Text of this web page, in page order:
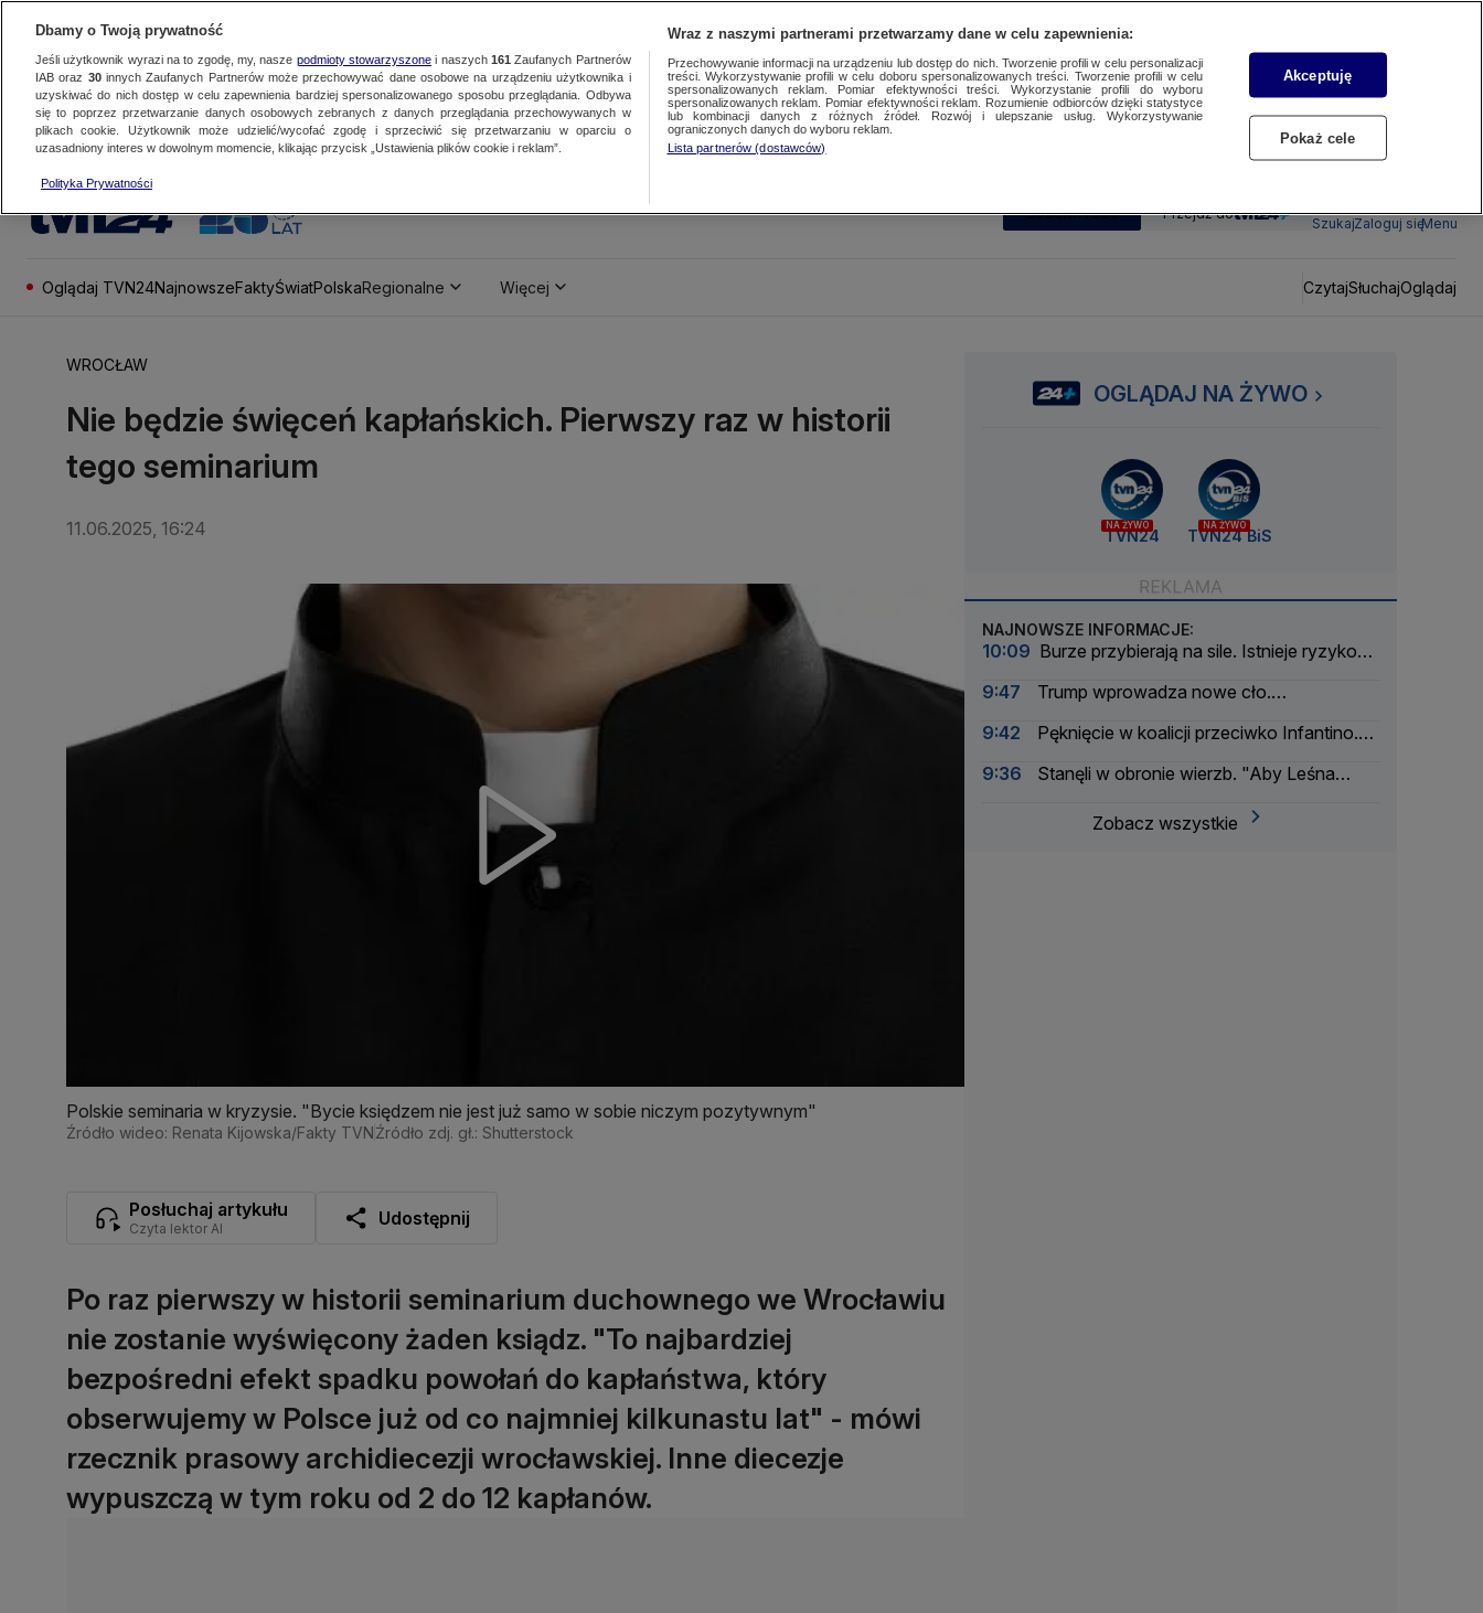
SUBSKRYBUJ Przejdź do
SzukajZaloguj sięMenu
Oglądaj TVN24NajnowszeFaktyŚwiatPolskaRegionalne Więcej CzytajSłuchajOglądaj
WROCŁAW
Nie będzie święceń kapłańskich. Pierwszy raz w historii
tego seminarium
11.06.2025, 16:24
Polskie seminaria w kryzysie. "Bycie księdzem nie jest już samo w sobie niczym pozytywnym"
Źródło wideo: Renata Kijowska/Fakty TVNŹródło zdj. gł.: Shutterstock
Posłuchaj artykułu
Czyta lektor AI Udostępnij
Po raz pierwszy w historii seminarium duchownego we Wrocławiu
nie zostanie wyświęcony żaden ksiądz. "To najbardziej
bezpośredni efekt spadku powołań do kapłaństwa, który
obserwujemy w Polsce już od co najmniej kilkunastu lat" - mówi
rzecznik prasowy archidiecezji wrocławskiej. Inne diecezje
wypuszczą w tym roku od 2 do 12 kapłanów.
OGLĄDAJ NA ŻYWO
NA ŻYWO
TVN24
NA ŻYWO
TVN24 BiS
NAJNOWSZE INFORMACJE:
10:09 Burze przybierają na sile. Istnieje ryzyko
9:47
Trump wprowadza nowe cło.
9:42
Pęknięcie w koalicji przeciwko Infantino.
9:36
Stanęli w obronie wierzb. "Aby Leśna
Zobacz wszystkie
Dbamy o Twoją prywatność
Jeśli użytkownik wyrazi na to zgodę, my, nasze podmioty stowarzyszonei naszych 161 Zaufanych Partnerów
IAB oraz 30innych Zaufanych Partnerów może przechowywać dane osobowe na urządzeniu użytkownika i
uzyskiwać do nich dostęp w celu zapewnienia bardziej spersonalizowanego sposobu przeglądania. Odbywa
się to poprzez przetwarzanie danych osobowych zebranych z danych przeglądania przechowywanych w
plikach cookie. Użytkownik może udzielić/wycofać zgodę i sprzeciwić się przetwarzaniu w oparciu o
uzasadniony interes w dowolnym momencie, klikając przycisk „Ustawienia plików cookie i reklam”.
Polityka Prywatności
Wraz z naszymi partnerami przetwarzamy dane w celu zapewnienia:
Przechowywanie informacji na urządzeniu lub dostęp do nich. Tworzenie profili w celu personalizacji
treści. Wykorzystywanie profili w celu doboru spersonalizowanych treści. Tworzenie profili w celu
spersonalizowanych reklam. Pomiar efektywności treści. Wykorzystanie profili do wyboru
spersonalizowanych reklam. Pomiar efektywności reklam. Rozumienie odbiorców dzięki statystyce
lub kombinacji danych z różnych źródeł. Rozwój i ulepszanie usług. Wykorzystywanie
ograniczonych danych do wyboru reklam.
Lista partnerów (dostawców)
Akceptuję
Pokaż cele